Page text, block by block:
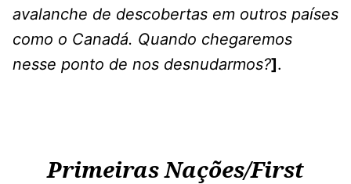
avalanche de descobertas em outros países
como o Canadá. Quando chegaremos
nesse ponto de nos desnudarmos?].
Primeiras Nações/First